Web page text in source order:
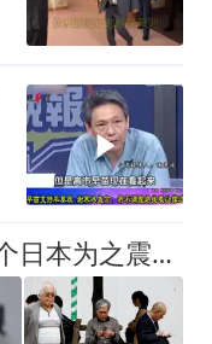
高市早苗这个决定，让整个日本为之震动，等她下台后哪管洪水滔天